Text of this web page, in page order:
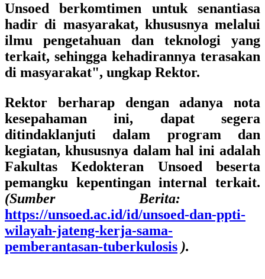
Unsoed berkomtimen untuk senantiasa
hadir di masyarakat, khususnya melalui
ilmu pengetahuan dan teknologi yang
terkait, sehingga kehadirannya terasakan
di masyarakat", ungkap Rektor.
Rektor berharap dengan adanya nota
kesepahaman ini, dapat segera
ditindaklanjuti dalam program dan
kegiatan, khususnya dalam hal ini adalah
Fakultas Kedokteran Unsoed beserta
pemangku kepentingan internal terkait.
(Sumber Berita:
https://unsoed.ac.id/id/unsoed-dan-ppti-
wilayah-jateng-kerja-sama-
pemberantasan-tuberkulosis ).